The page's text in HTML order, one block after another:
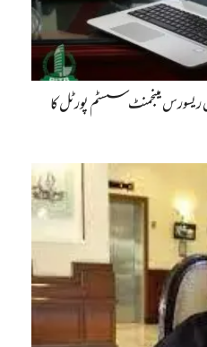
ریسورس مینجمنٹ سسٹم پورٹل کا